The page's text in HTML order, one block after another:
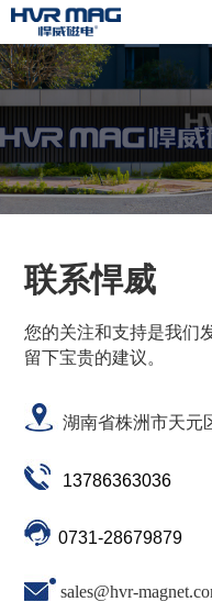
联系悍威
您的关注和支持是我们
留下宝贵的建议。
湖南省株洲市天元
13786363036
0731-28679879
sales@hvr-